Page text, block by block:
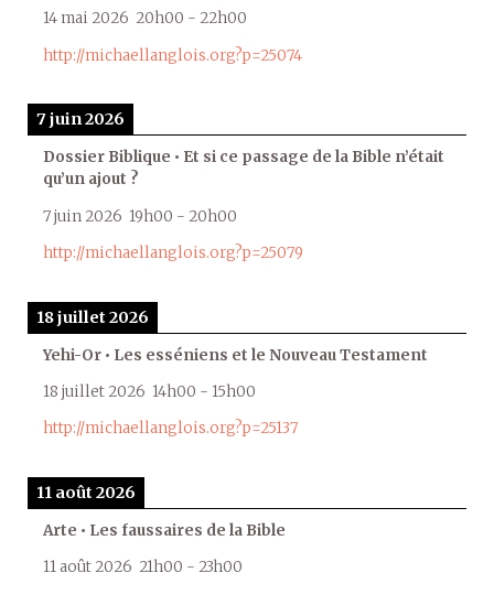
14 mai 2026 20h00 - 22h00
http://michaellanglois.org?p=25074
7 juin 2026
Dossier Biblique • Et si ce passage de la Bible n’était
qu’un ajout ?
7 juin 2026 19h00 - 20h00
http://michaellanglois.org?p=25079
18 juillet 2026
Yehi-Or • Les esséniens et le Nouveau Testament
18 juillet 2026 14h00 - 15h00
http://michaellanglois.org?p=25137
11 août 2026
Arte • Les faussaires de la Bible
11 août 2026 21h00 - 23h00